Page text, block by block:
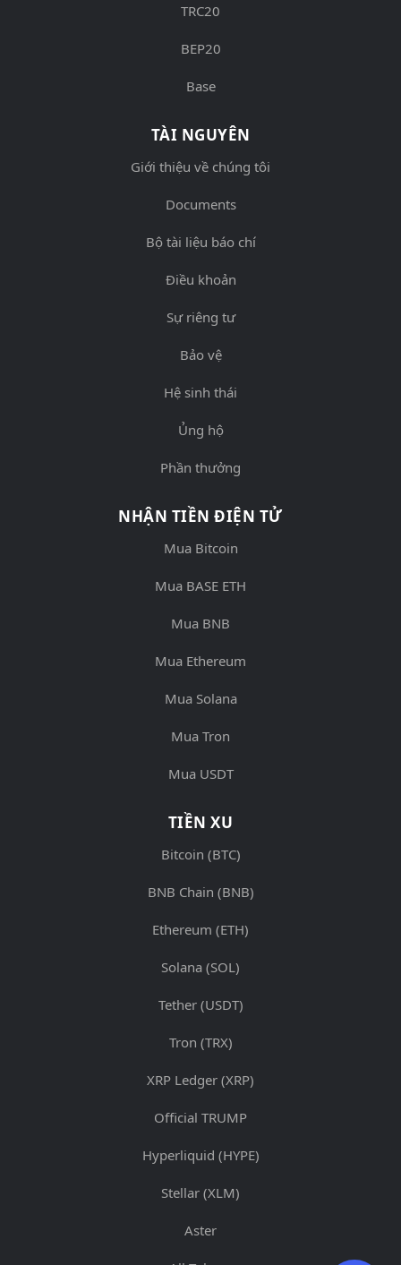
TRC20
BEP20
Base
TÀI NGUYÊN
Giới thiệu về chúng tôi
Documents
Bộ tài liệu báo chí
Điều khoản
Sự riêng tư
Bảo vệ
Hệ sinh thái
Ủng hộ
Phần thưởng
NHẬN TIỀN ĐIỆN TỬ
Mua Bitcoin
Mua BASE ETH
Mua BNB
Mua Ethereum
Mua Solana
Mua Tron
Mua USDT
TIỀN XU
Bitcoin (BTC)
BNB Chain (BNB)
Ethereum (ETH)
Solana (SOL)
Tether (USDT)
Tron (TRX)
XRP Ledger (XRP)
Official TRUMP
Hyperliquid (HYPE)
Stellar (XLM)
Aster